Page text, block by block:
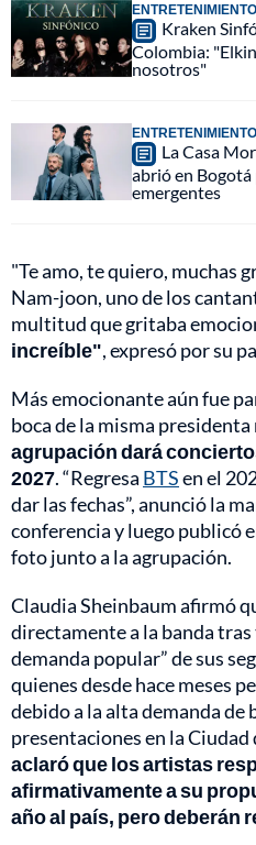
ENTRETENIMIENTO
Kraken
Colombia:
nosotros"
ENTRETENIMIENTO
La Casa
abrió en Bogotá
emergentes
"Te amo, te quiero, muchas
Nam-joon, uno de los
multitud que gritaba
increíble", expresó por su
Más emocionante aún fue
boca de la misma presidenta
agrupación dará
2027. “Regresa BTSen el
dar las fechas”, anunció la
conferencia y luego publicó
foto junto a la agrupación.
Claudia Sheinbaum afirmó
directamente a la banda
demanda popular” de sus
quienes desde hace meses
debido a la alta demanda de
presentaciones en la Ciudad
aclaró que los artistas
afirmativamente a su
año al país, pero deberán